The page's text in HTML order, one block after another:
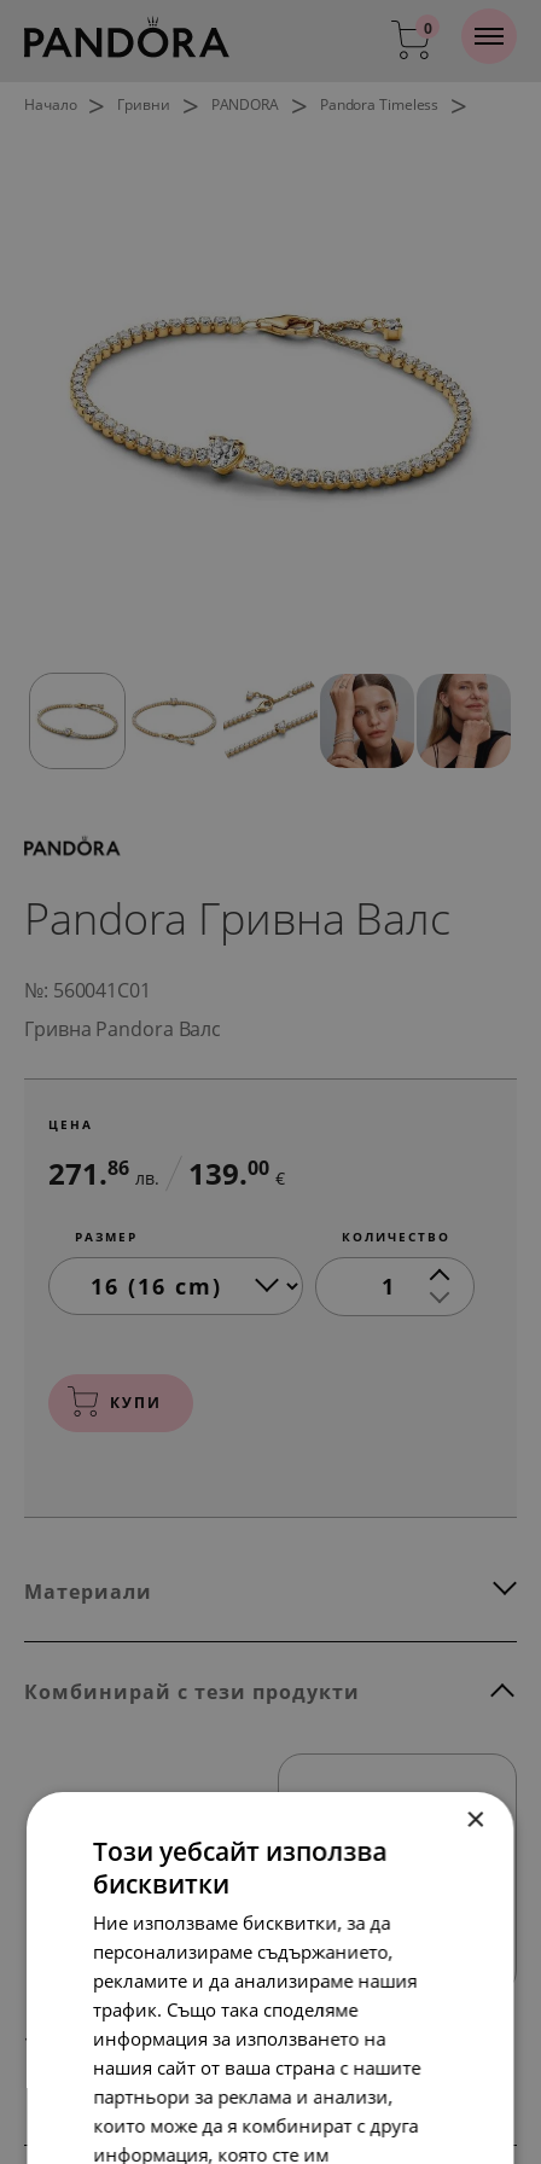
0
Начало > Гривни > PANDORA > Pandora Timeless >
Pandora Гривна Валс
№: 560041C01
Гривна Pandora Валс
ЦЕНА
271.86 лв. 139.00 €
РАЗМЕР КОЛИЧЕСТВО
1
КУПИ
Материали
Комбинирай с тези продукти
177. 91.00 €
×
Този уебсайт използва
бисквитки
Ние използваме бисквитки, за да
персонализираме съдържанието,
рекламите и да анализираме нашия
трафик. Също така споделяме
информация за използването на
нашия сайт от ваша страна с нашите
партньори за реклама и анализи,
които може да я комбинират с друга
информация, която сте им